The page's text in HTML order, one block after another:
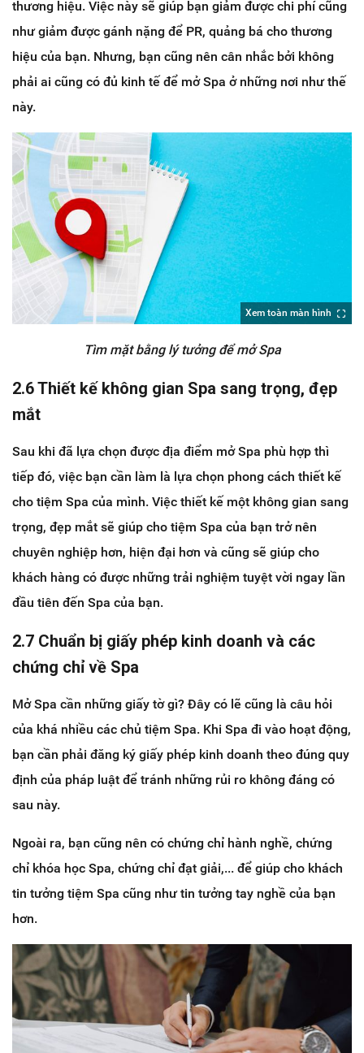
thương hiệu. Việc này sẽ giúp bạn giảm được chi phí cũng
như giảm được gánh nặng để PR, quảng bá cho thương
hiệu của bạn. Nhưng, bạn cũng nên cân nhắc bởi không
phải ai cũng có đủ kinh tế để mở Spa ở những nơi như thế
này.
Xem toàn màn hình
Tìm mặt bằng lý tưởng để mở Spa
2.6 Thiết kế không gian Spa sang trọng, đẹp
mắt
Sau khi đã lựa chọn được địa điểm mở Spa phù hợp thì
tiếp đó, việc bạn cần làm là lựa chọn phong cách thiết kế
cho tiệm Spa của mình. Việc thiết kế một không gian sang
trọng, đẹp mắt sẽ giúp cho tiệm Spa của bạn trở nên
chuyên nghiệp hơn, hiện đại hơn và cũng sẽ giúp cho
khách hàng có được những trải nghiệm tuyệt vời ngay lần
đầu tiên đến Spa của bạn.
2.7 Chuẩn bị giấy phép kinh doanh và các
chứng chỉ về Spa
Mở Spa cần những giấy tờ gì? Đây có lẽ cũng là câu hỏi
của khá nhiều các chủ tiệm Spa. Khi Spa đi vào hoạt động,
bạn cần phải đăng ký giấy phép kinh doanh theo đúng quy
định của pháp luật để tránh những rủi ro không đáng có
sau này.
Ngoài ra, bạn cũng nên có chứng chỉ hành nghề, chứng
chỉ khóa học Spa, chứng chỉ đạt giải,... để giúp cho khách
tin tưởng tiệm Spa cũng như tin tưởng tay nghề của bạn
hơn.